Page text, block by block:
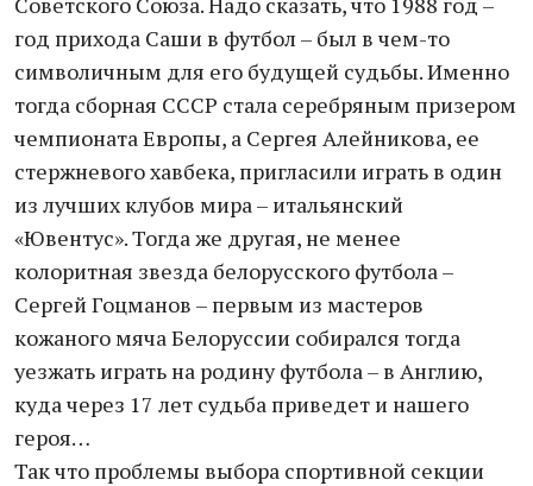
год прихода Саши в футбол – был в чем-то
символичным для его будущей судьбы. Именно
тогда сборная СССР стала серебряным призером
чемпионата Европы, а Сергея Алейникова, ее
стержневого хавбека, пригласили играть в один
из лучших клубов мира – итальянский
«Ювентус». Тогда же другая, не менее
колоритная звезда белорусского футбола –
Сергей Гоцманов – первым из мастеров
кожаного мяча Белоруссии собирался тогда
уезжать играть на родину футбола – в Англию,
куда через 17 лет судьба приведет и нашего
героя…
Так что проблемы выбора спортивной секции